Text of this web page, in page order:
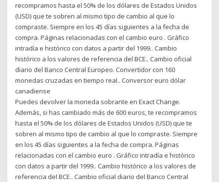
recompramos hasta el 50% de los dólares de Estados Unidos
(USD) que te sobren al mismo tipo de cambio al que lo
compraste. Siempre en los 45 días siguientes a la fecha de
compra. Páginas relacionadas con el cambio euro . Gráfico
intradía e histórico con datos a partir del 1999.. Cambio
histórico a los valores de referencia del BCE.. Cambio oficial
diario del Banco Central Europeo. Convertidor con 160
monedas cruzadas en tiempo real.. Conversor euro dólar
canadiense
Puedes devolver la moneda sobrante en Exact Change.
Además, si has cambiado más de 600 euros, te recompramos
hasta el 50% de los dólares de Estados Unidos (USD) que te
sobren al mismo tipo de cambio al que lo compraste. Siempre
en los 45 días siguientes a la fecha de compra. Páginas
relacionadas con el cambio euro . Gráfico intradía e histórico
con datos a partir del 1999.. Cambio histórico a los valores de
referencia del BCE.. Cambio oficial diario del Banco Central